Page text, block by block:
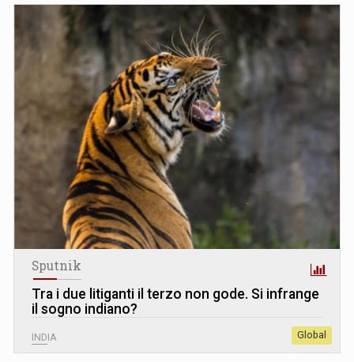
Sputnik
Tra i due litiganti il terzo non gode. Si infrange
il sogno indiano?
INDIA Global